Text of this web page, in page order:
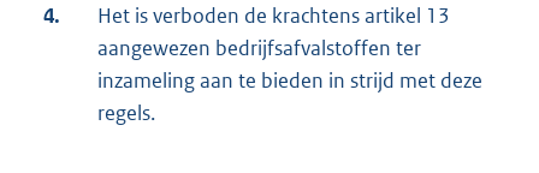
4.
Het is verboden de krachtens artikel 13
aangewezen bedrijfsafvalstoffen ter
inzameling aan te bieden in strijd met deze
regels.